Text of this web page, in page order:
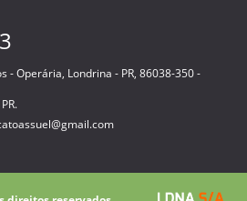
- Operária, Londrina - PR, 86038-350 -